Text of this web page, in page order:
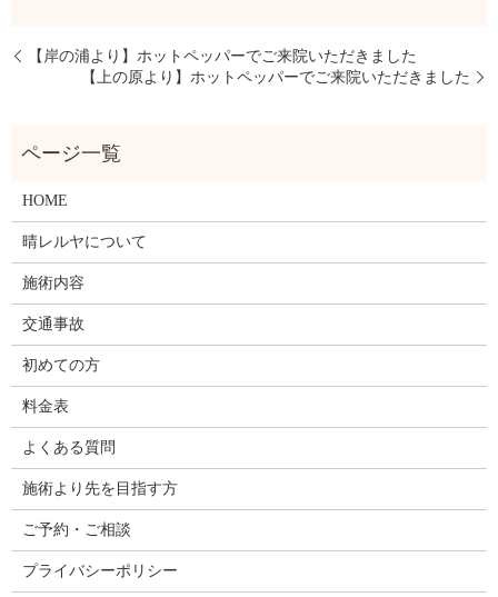
【岸の浦より】ホットペッパーでご来院いただきました
【上の原より】ホットペッパーでご来院いただきました
HOME
晴レルヤについて
施術内容
交通事故
初めての方
料金表
よくある質問
施術より先を目指す方
ご予約・ご相談
プライバシーポリシー